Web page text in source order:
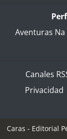
Aventuras
Canales
Privacidad
Caras - Editorial